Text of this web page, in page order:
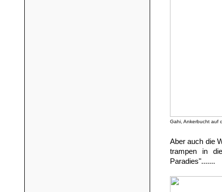
Gahi, Ankerbucht auf
Aber auch die
trampen in
Paradies".......